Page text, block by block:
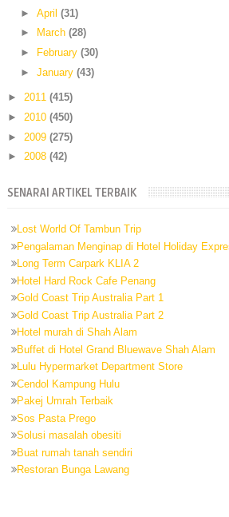
► April (31)
►
March (28)
►
February (30)
► January (43)
► 2011 (415)
► 2010 (450)
► 2009 (275)
► 2008 (42)
SENARAI ARTIKEL TERBAIK
Lost World Of Tambun Trip
Pengalaman Menginap di Hotel Holiday
Long Term Carpark KLIA 2
Hotel Hard Rock Cafe Penang
Gold Coast Trip Australia Part 1
Gold Coast Trip Australia Part 2
Hotel murah di Shah Alam
Buffet di Hotel Grand Bluewave Shah Alam
Lulu Hypermarket Department Store
Cendol Kampung Hulu
Pakej Umrah Terbaik
Sos Pasta Prego
Solusi masalah obesiti
Buat rumah tanah sendiri
Restoran Bunga Lawang